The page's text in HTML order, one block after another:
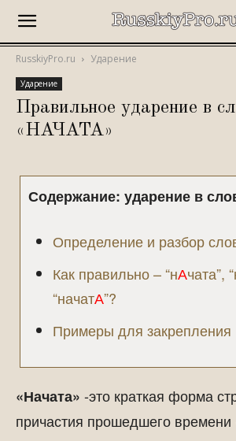
RusskiyPro.ru Ударение
Ударение
Правильное ударение в
«НАЧАТА»
Содержание: ударение в
Определение и разбор
Как правильно – “нАчата”,
“начатА”?
Примеры для закрепления
«Начата» -это краткая форма
причастия прошедшего времени